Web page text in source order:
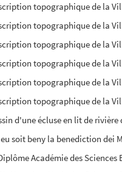
topographique de la
topographique de la
topographique de la
topographique de la
topographique de la
topographique de la
d'une écluse en lit de
soit beny la benediction dei
Académie des